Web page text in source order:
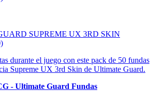
SUPREME UX 3RD SKIN
durante el juego con este pack de 50 fundas
Supreme UX 3rd Skin de Ultimate Guard.
- Ultimate Guard Fundas